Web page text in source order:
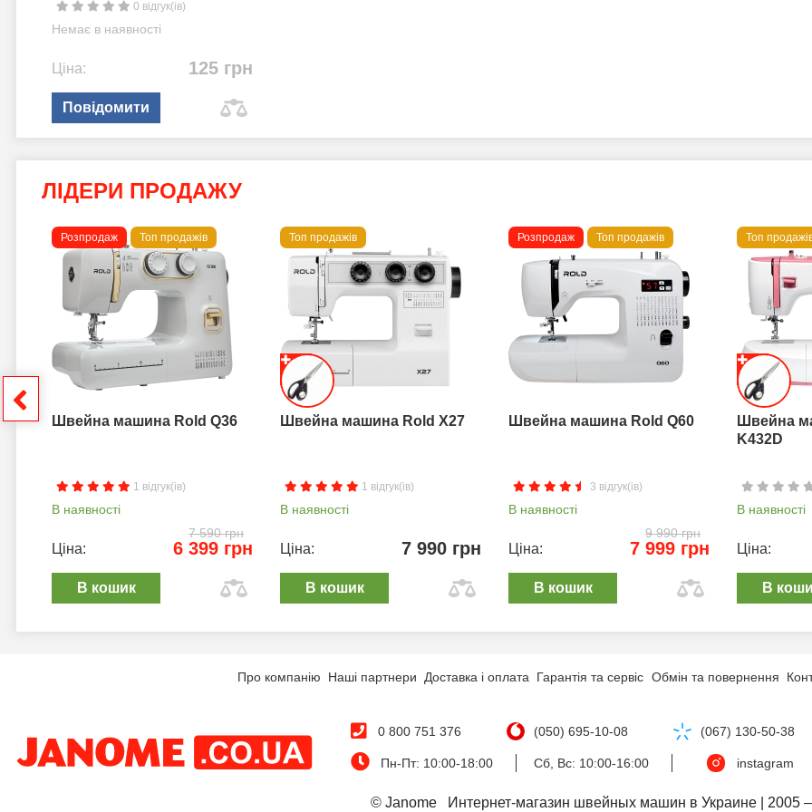
0 відгук(ів)
Немає в наявності
Ціна: 125 грн
Повідомити
ЛІДЕРИ ПРОДАЖУ
Розпродаж Топ продажів
Швейна машина Rold Q36
1 відгук(ів)
В наявності
7 590 грн
Ціна: 6 399 грн
В кошик
Топ продажів
Швейна машина Rold X27
1 відгук(ів)
В наявності
Ціна: 7 990 грн
В кошик
Розпродаж Топ продажів
Швейна машина Rold Q60
3 відгук(ів)
В наявності
9 990 грн
Ціна: 7 999 грн
В кошик
Топ
Швейна
K432D
В наявності
Ціна:
В
Про компанію Наші партнери Доставка і оплата Гарантія та сервіс Обмін та повернення
0 800 751 376 (050) 695-10-08 (067) 130-50-38
Пн-Пт: 10:00-18:00 Сб, Вс: 10:00-16:00 instagram
© Janome   Интернет-магазин швейных машин в Украине | 2005